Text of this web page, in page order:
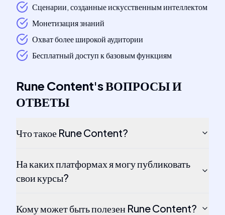
Сценарии, созданные искусственным интеллектом
Монетизация знаний
Охват более широкой аудитории
Бесплатный доступ к базовым функциям
Rune Content'sВОПРОСЫ И
ОТВЕТЫ
Что такое Rune Content?
На каких платформах я могу публиковать
свои курсы?
Кому может быть полезен Rune Content?